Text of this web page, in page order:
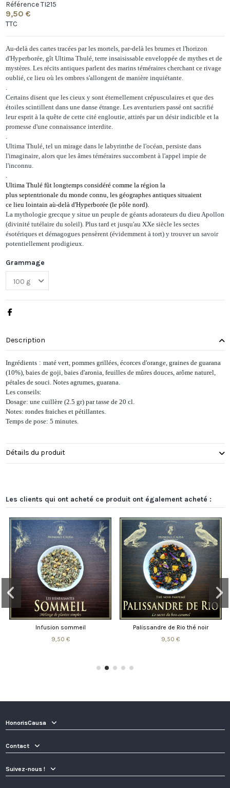
Référence TI215
9,50 €
TTC
Au-delà des cartes tracées par les mortels, par-delà les brumes et l'horizon
d'Hyperborée, gît Ultima Thulé, terre insaisissable enveloppée de mythes et de
mystères. Les récits antiques parlent des marins téméraires cherchant ce rivage
oublié, ce lieu où les ombres s'allongent de manière inquiétante.
.
Certains disent que les cieux y sont éternellement crépusculaires et que des
étoiles scintillent dans une danse étrange. Les aventuriers passé ont sacrifié
leur esprit à la quête de cette cité engloutie, attirés par un désir indicible et la
promesse d'une connaissance interdite.
.
Ultima Thulé, tel un mirage dans le labyrinthe de l'océan, persiste dans
l'imaginaire, alors que les âmes téméraires succombent à l'appel impie de
l'inconnu.
.
Ultima Thulé fût longtemps considéré comme la régionla
plus septentrionaledu monde connu, les géographes antiques situaient
celieu lointainaù-delà d'Hyperborée (le pôle nord).
La mythologie grecque y situe un peuple de géants adorateurs du dieu Apollon
(divinité tutélaire du soleil). Plus tard et jusqu'au XXe siècle les sectes
ésotériques et démagogues pensèrent (évidemment à tort) y trouver un savoir
potentiellement prodigieux.
Grammage
Description
Ingrédients: maté vert, pommes grillées, écorces d'orange, graines de guarana
(10%), baies de goji, baies d'aronia, feuilles de mûres douces, arôme naturel,
pétales de souci. Notes agrumes, guarana.
Les conseils:
Dosage: une cuillère (2.5 gr) par tasse de 20 cl.
Notes: rondes fraiches et pétillantes.
Temps de pose: 5 minutes.
Détails du produit
Les clients qui ont acheté ce produit ont également acheté :
Infusion sommeil
9,50 €
Palissandre de Rio thé noir
9,50 €
HonorisCausa
Contact
Suivez-nous !